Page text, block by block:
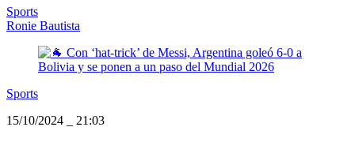
Sports
Ronie Bautista
Sports
15/10/2024
21:03